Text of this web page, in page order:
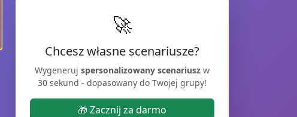
🚀
Chcesz własne scenariusze?
Wygeneruj spersonalizowany scenariusz w
30 sekund - dopasowany do Twojej grupy!
🎁 Zacznij za darmo